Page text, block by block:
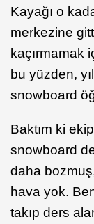
Kayağı o
merkezine
kaçırmamak
bu yüzden,
snowboard
Baktım ki
snowboard
daha
hava yok.
takıp ders